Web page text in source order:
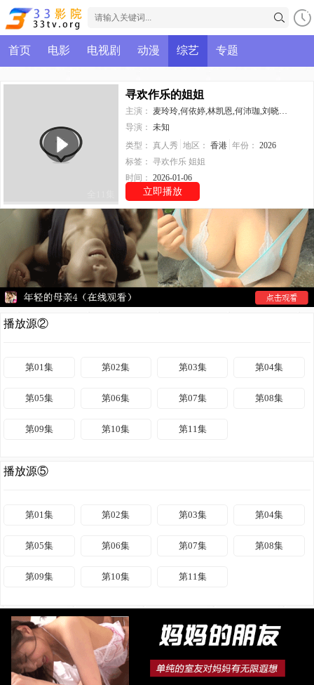
首页 电影 电视剧 动漫 综艺 专题
寻欢作乐的姐姐
主演：
麦玲玲,何依婷,林凯恩,何沛珈,刘晓昆,吴若希,戴祖仪,游嘉欣
导演： 未知
类型： 真人秀 地区： 香港 年份： 2026
标签： 寻欢作乐 姐姐
时间： 2026-01-06
立即播放
播放源②
第01集 第02集 第03集 第04集
第05集 第06集 第07集 第08集
第09集 第10集 第11集
播放源⑤
第01集 第02集 第03集 第04集
第05集 第06集 第07集 第08集
第09集 第10集 第11集